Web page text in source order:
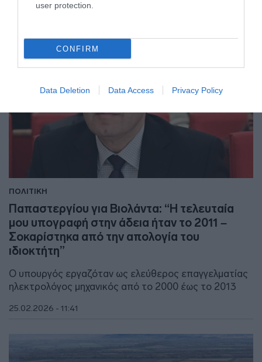
user protection.
CONFIRM
Data Deletion Data Access Privacy Policy
ΠΟΛΙΤΙΚΗ
Παπαστεργίου για Βιολάντα: “Η τελευταία
μου υπογραφή στην άδεια ήταν το 2011 –
Σοκαρίστηκα από την απολογία του
ιδιοκτήτη”
Ο υπουργός εργαζόταν ως ελεύθερος επαγγελματίας
ηλεκτρολόγος μηχανικός από το 2000 έως το 2013
25.02.2026 - 11:41